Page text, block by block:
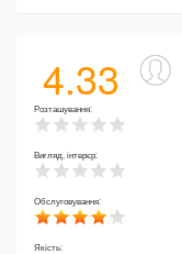
4.33
Розташування:
Вигляд, інтерєр:
Обслуговування:
Якість: